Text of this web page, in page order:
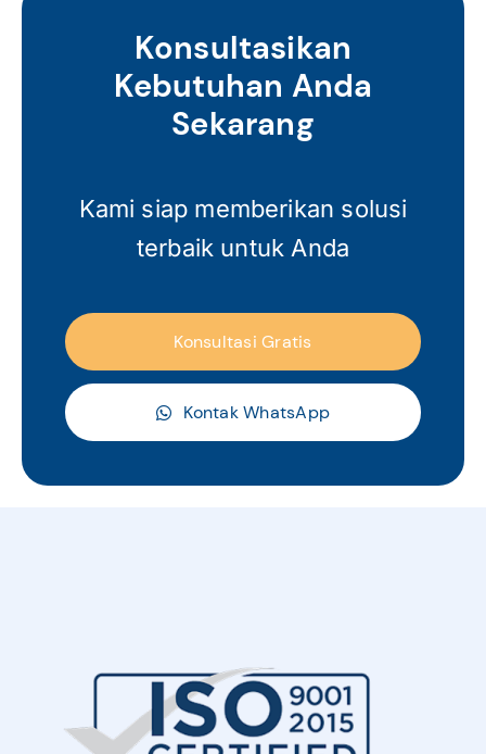
Konsultasikan
Kebutuhan Anda
Sekarang
Kami siap memberikan solusi
terbaik untuk Anda
Konsultasi Gratis
Kontak WhatsApp